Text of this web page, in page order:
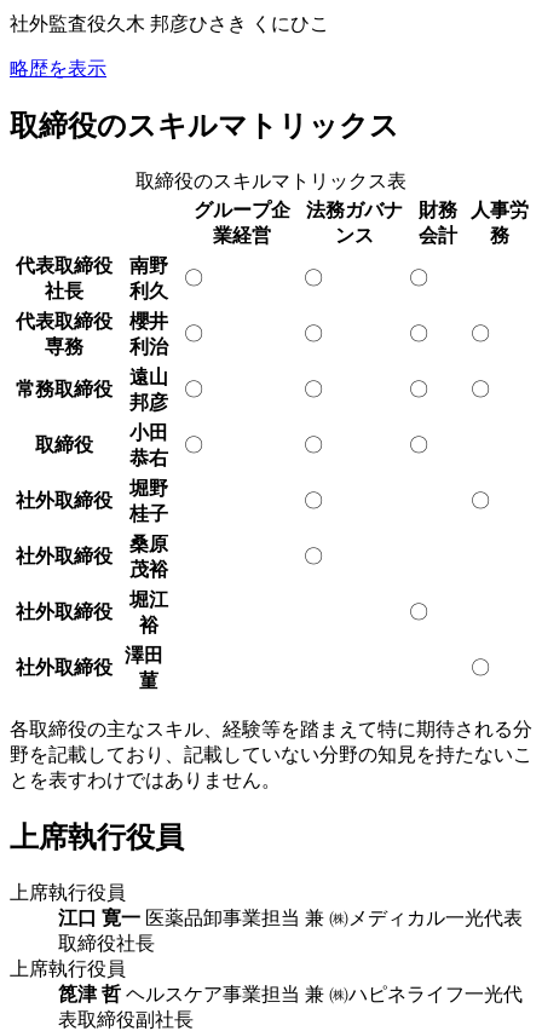
社外監査役久木 邦彦ひさき くにひこ
略歴を表示
取締役のスキルマトリックス
取締役のスキルマトリックス表
グループ企
業経営
法務ガバナ
ンス
財務
会計
人事労
務
代表取締役
社長
南野
利久
〇 〇 〇
代表取締役
専務
櫻井
利治
〇 〇 〇 〇
常務取締役
遠山
邦彦
〇 〇 〇 〇
取締役
小田
恭右
〇 〇 〇
社外取締役
堀野
桂子
〇 〇
社外取締役
桑原
茂裕
〇
社外取締役
堀江
裕
〇
社外取締役
澤田
菫
〇
各取締役の主なスキル、経験等を踏まえて特に期待される分
野を記載しており、記載していない分野の知見を持たないこ
とを表すわけではありません。
上席執行役員
上席執行役員
江口 寛一 医薬品卸事業担当 兼 ㈱メディカル一光代表
取締役社長
上席執行役員
箆津 哲 ヘルスケア事業担当 兼 ㈱ハピネライフ一光代
表取締役副社長